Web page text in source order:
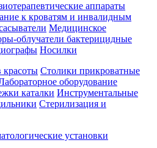
аппараты
к кроватям и инвалидным
Медицинское
облучатели бактерицидные
Носилки
красоты Столики прикроватные
оборудование
каталки Инструментальные
Стерилизация и
установки